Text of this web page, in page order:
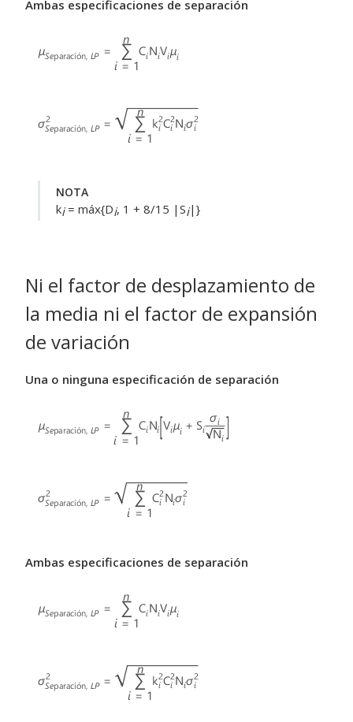
Ambas especificaciones de separación
NOTA
ki= máx{Di, 1 + 8/15 |Si|}
Ni el factor de desplazamiento de
la media ni el factor de expansión
de variación
Una o ninguna especificación de separación
Ambas especificaciones de separación